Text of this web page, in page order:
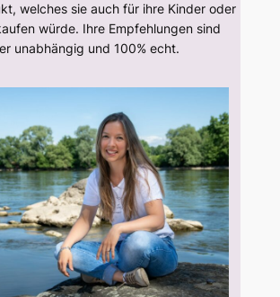
welches sie auch für ihre Kinder oder
würde. Ihre Empfehlungen sind
unabhängig und 100% echt.